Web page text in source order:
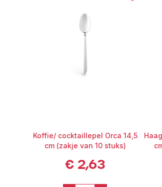
Koffie/ cocktaillepel Orca 14,5
cm (zakje van 10 stuks)
€2,63